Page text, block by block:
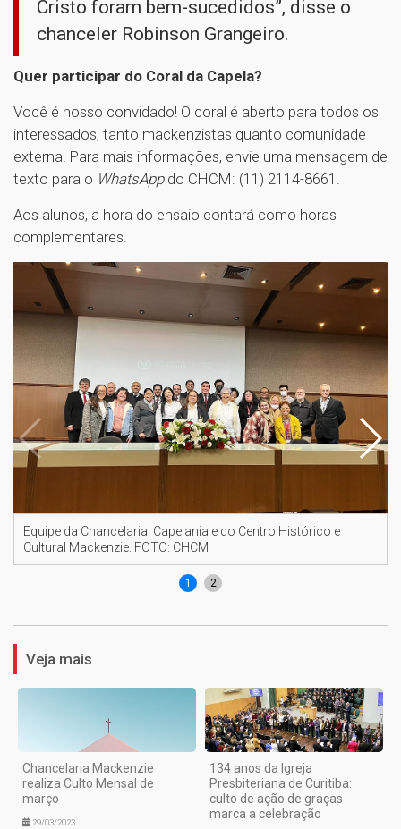
Cristo foram bem-sucedidos”, disse o
chanceler Robinson Grangeiro.
Quer participar do Coral da Capela?
Você é nosso convidado! O coral é aberto para todos os
interessados, tanto mackenzistas quanto comunidade
externa. Para mais informações, envie uma mensagem de
texto para o WhatsAppdo CHCM: (11) 2114-8661.
Aos alunos, a hora do ensaio contará como horas
complementares.
Equipe da Chancelaria, Capelania e do Centro Histórico e
Cultural Mackenzie. FOTO: CHCM
1 2
Veja mais
Chancelaria Mackenzie
realiza Culto Mensal de
março
29/03/2023
134 anos da Igreja
Presbiteriana de Curitiba:
culto de ação de graças
marca a celebração